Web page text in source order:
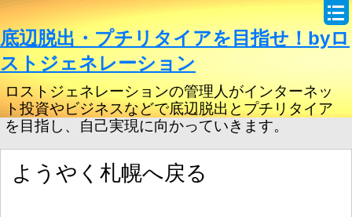
底辺脱出・プチリタイアを目指せ！byロ
ストジェネレーション
ロストジェネレーションの管理人がインターネッ
ト投資やビジネスなどで底辺脱出とプチリタイア
を目指し、自己実現に向かっていきます。
ようやく札幌へ戻る